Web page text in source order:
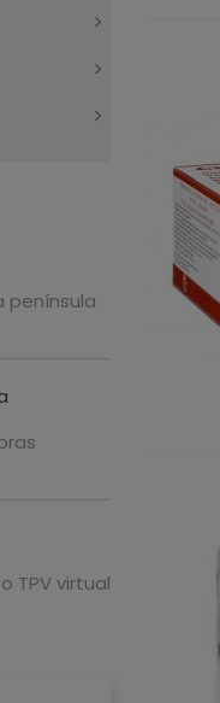
península
TPV virtual